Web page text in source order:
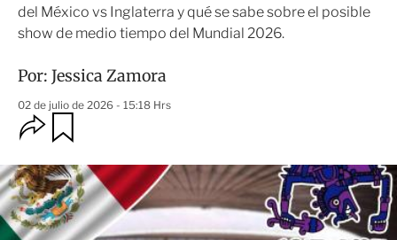
del México vs Inglaterra y qué se sabe sobre el posible
show de medio tiempo del Mundial 2026.
Por: Jessica Zamora
02 de julio de 2026 - 15:18 Hrs
O
p
i
o
n
e
r
d
a
r